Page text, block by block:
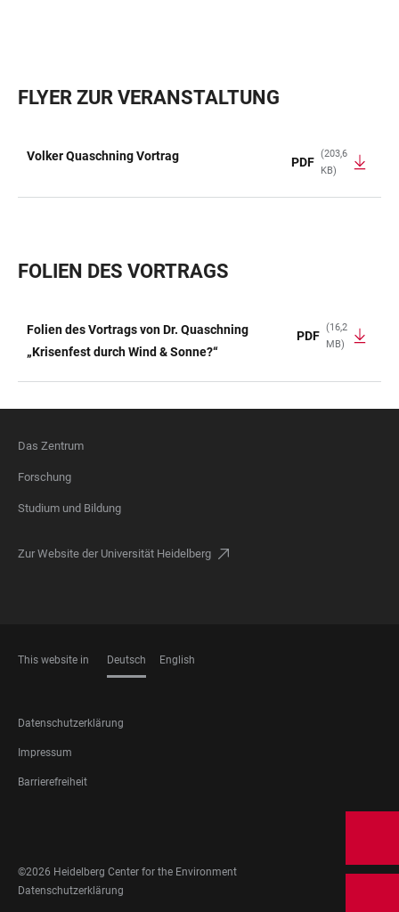
FLYER ZUR VERANSTALTUNG
Volker Quaschning Vortrag PDF
(203,6
KB)
FOLIEN DES VORTRAGS
TABELLE
Folien des Vortrags von Dr. Quaschning
„Krisenfest durch Wind & Sonne?“
PDF
(16,2
MB)
FOOTER
Das Zentrum
Forschung
Studium und Bildung
Zur Website der Universität Heidelberg
This website in Deutsch English
FOOTER
LEGAL
Datenschutzerklärung
Impressum
Barrierefreiheit
MEDIA
©2026 Heidelberg Center for the Environment
FOOTER
Datenschutzerklärung